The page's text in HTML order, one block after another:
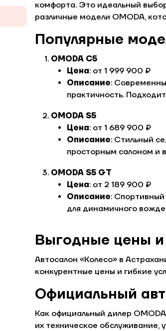
комфорта. Это идеальный
различные модели OMODA,
Популярные
OMODA C5
Цена: от 1 999 900 ₽
Описание:
практичность.
OMODA S5
Цена: от 1 689 900 ₽
Описание: Стильный
просторным салоном и
OMODA S5 GT
Цена: от 2 189 900 ₽
Описание:
для динамичного
Выгодные цены и
Автосалон «Колесо» в
конкурентные цены и гибкие
Официальный
Как официальный дилер
их техническое обслуживание,